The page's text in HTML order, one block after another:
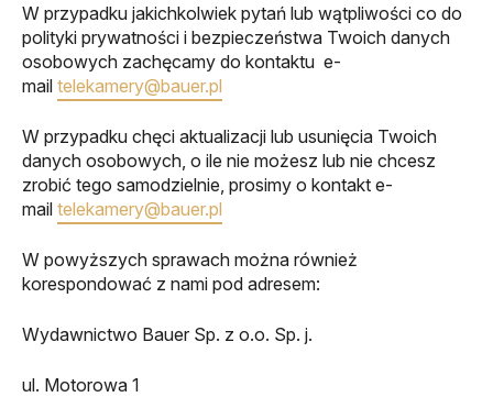
W przypadku jakichkolwiek pytań lub wątpliwości co do
polityki prywatności i bezpieczeństwa Twoich danych
osobowych zachęcamy do kontaktu e-
mail telekamery@bauer.pl
W przypadku chęci aktualizacji lub usunięcia Twoich
danych osobowych, o ile nie możesz lub nie chcesz
zrobić tego samodzielnie, prosimy o kontakt e-
mail telekamery@bauer.pl
W powyższych sprawach można również
korespondować z nami pod adresem:
Wydawnictwo Bauer Sp. z o.o. Sp. j.
ul. Motorowa 1